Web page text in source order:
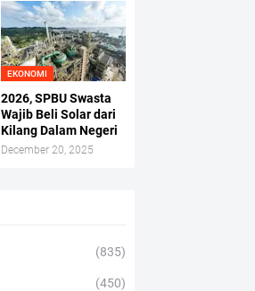
EKONOMI
2026, SPBU Swasta
Wajib Beli Solar dari
Kilang Dalam Negeri
December 20, 2025
(835)
(450)